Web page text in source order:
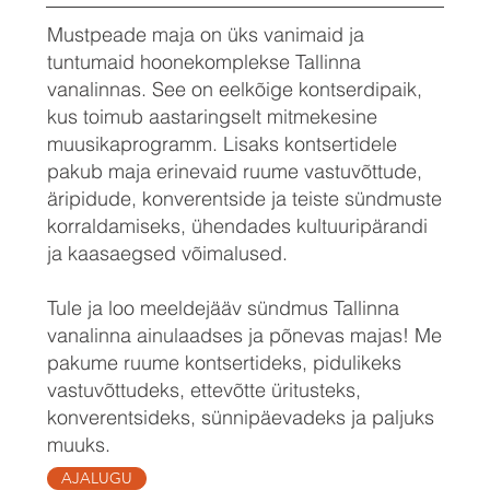
Mustpeade maja on üks vanimaid ja
tuntumaid hoonekomplekse Tallinna
vanalinnas. See on eelkõige kontserdipaik,
kus toimub aastaringselt mitmekesine
muusikaprogramm. Lisaks kontsertidele
pakub maja erinevaid ruume vastuvõttude,
äripidude, konverentside ja teiste sündmuste
korraldamiseks, ühendades kultuuripärandi
ja kaasaegsed võimalused.
Tule ja loo meeldejääv sündmus Tallinna
vanalinna ainulaadses ja põnevas majas! Me
pakume ruume kontsertideks, pidulikeks
vastuvõttudeks, ettevõtte üritusteks,
konverentsideks, sünnipäevadeks ja paljuks
muuks.
AJALUGU